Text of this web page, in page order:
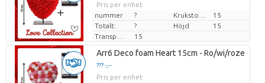
Pris per enhet
nummer
?
15
Totalt:
? Höjd
15
15
Arr6 Deco foam Heart 15cm - Ro/wi/roze
??? -,--
Pris per enhet